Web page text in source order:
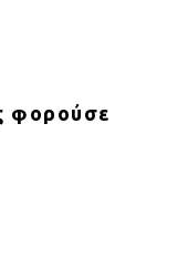
φορούσε